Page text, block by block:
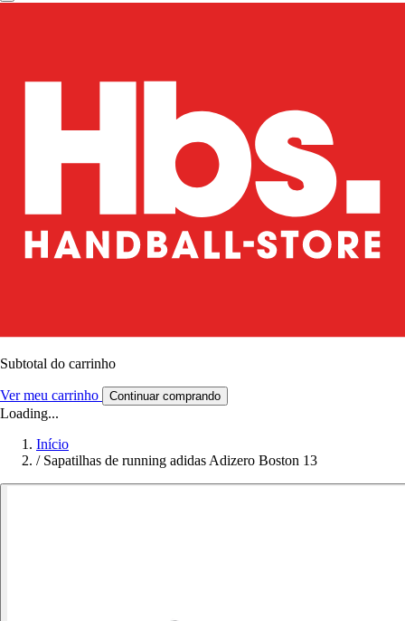
Subtotal do carrinho
Ver meu carrinho Continuar comprando
Loading...
Início
/ Sapatilhas de running adidas Adizero Boston 13